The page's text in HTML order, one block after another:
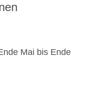
Mai bis Ende